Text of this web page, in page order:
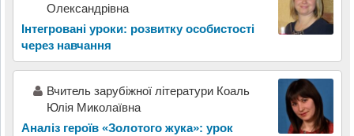
Олександрівна
Інтегровані уроки: розвитку особистості
через навчання
Вчитель зарубіжної літератури Коаль
Юлія Миколаївна
Аналіз героїв «Золотого жука»: урок